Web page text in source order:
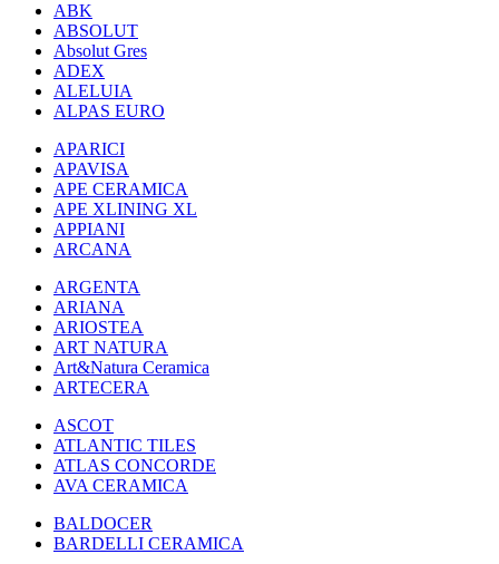
ABK
ABSOLUT
Absolut Gres
ADEX
ALELUIA
ALPAS EURO
APARICI
APAVISA
APE CERAMICA
APE XLINING XL
APPIANI
ARCANA
ARGENTA
ARIANA
ARIOSTEA
ART NATURA
Art&Natura Ceramica
ARTECERA
ASCOT
ATLANTIC TILES
ATLAS CONCORDE
AVA CERAMICA
BALDOCER
BARDELLI CERAMICA